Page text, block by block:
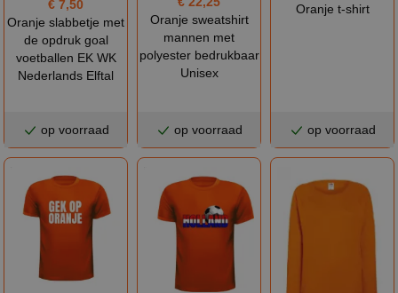
€ 7,50
Oranje slabbetje met
de opdruk goal
voetballen EK WK
Nederlands Elftal
op voorraad
Oranje sweatshirt
mannen met
polyester bedrukbaar
Unisex
op voorraad
Oranje t-shirt
op voorraad